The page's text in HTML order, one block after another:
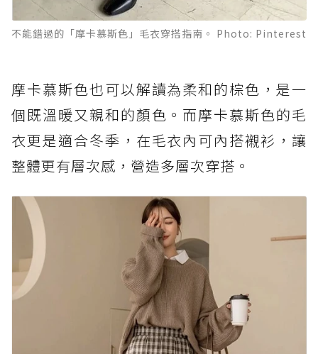
不能錯過的「摩卡慕斯色」毛衣穿搭指南。 Photo: Pinterest
摩卡慕斯色也可以解讀為柔和的棕色，是一
個既溫暖又親和的顏色。而摩卡慕斯色的毛
衣更是適合冬季，在毛衣內可內搭襯衫，讓
整體更有層次感，營造多層次穿搭。